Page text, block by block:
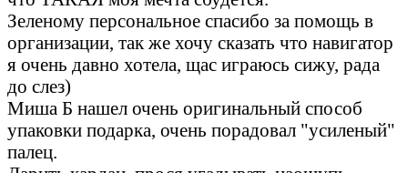
Зеленому персональное спасибо за помощь в
организации, так же хочу сказать что навигатор
я очень давно хотела, щас играюсь сижу, рада
до слез)
Миша Б нашел очень оригинальный способ
упаковки подарка, очень порадовал "усиленый"
палец.